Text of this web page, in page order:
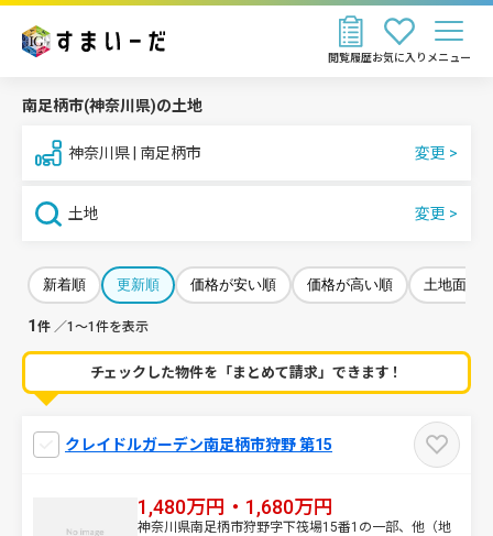
お気に入り
閲覧履歴 メニュー
南足柄市(神奈川県)の土地
神奈川県 | 南足柄市
土地
新着順 更新順 価格が安い順 価格が高い順 土地面積
1 件 ／1～1件を表示
チェックした物件を「まとめて請求」できます！
クレイドルガーデン南足柄市狩野 第15
1,480万円・1,680万円
神奈川県南足柄市狩野字下筏場15番1の一部、他（地